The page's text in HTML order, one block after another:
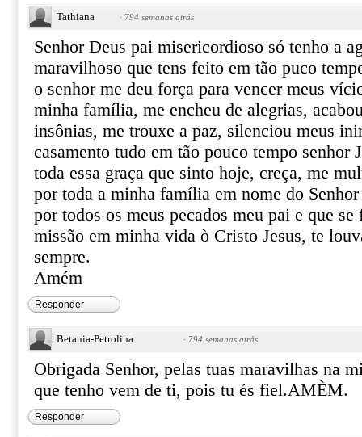
Tathiana · 794 semanas atrás
Senhor Deus pai misericordioso só tenho a
maravilhoso que tens feito em tão puco
o senhor me deu força para vencer meus
minha família, me encheu de alegrias,
insônias, me trouxe a paz, silenciou meus
casamento tudo em tão pouco tempo senhor
toda essa graça que sinto hoje, creça, me
por toda a minha família em nome do Senhor
por todos os meus pecados meu pai e que
missão em minha vida ò Cristo Jesus, te
sempre.
Amém
Responder
Betania-Petrolina · 794 semanas atrás
Obrigada Senhor, pelas tuas maravilhas na
que tenho vem de ti, pois tu és fiel.AMÈM.
Responder